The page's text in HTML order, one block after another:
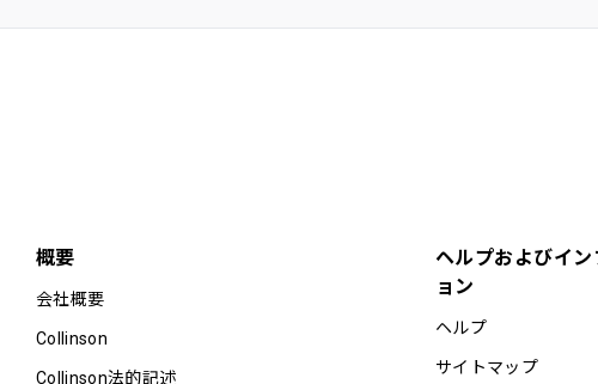
概要
会社概要
Collinson
Collinson法的記述
ヘルプおよびイ
ョン
ヘルプ
サイトマップ